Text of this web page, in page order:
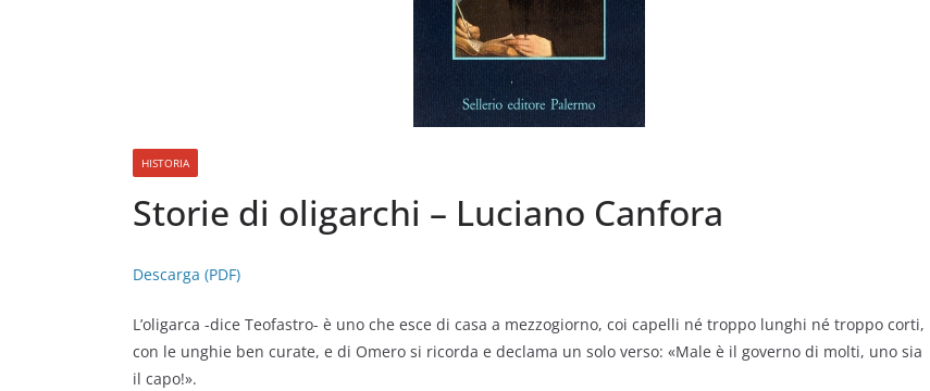
HISTORIA
Storie di oligarchi – Luciano Canfora
Descarga (PDF)
L’oligarca -dice Teofastro- è uno che esce di casa a mezzogiorno, coi capelli né troppo lunghi né troppo corti,
con le unghie ben curate, e di Omero si ricorda e declama un solo verso: «Male è il governo di molti, uno sia
il capo!».